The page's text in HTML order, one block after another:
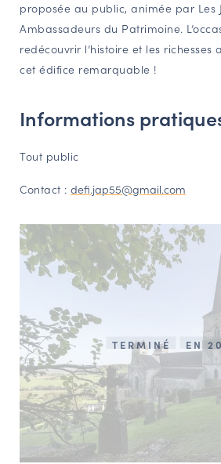
PORTAIL CULTURE
Comité d'Histoire Régionale
VOUS ÊTES…
Étudiants & chercheurs
proposée au public, animée par Les
Ambassadeurs du Patrimoine.
redécouvrir l’histoire et les richesses
cet édifice remarquable !
Informations
Tout public
Contact : defi.jap55@gmail.com
TERMINÉ EN